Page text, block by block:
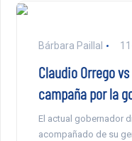
Bárbara Paillal
Claudio Orrego
campaña por la
El actual gobernador
acompañado de su